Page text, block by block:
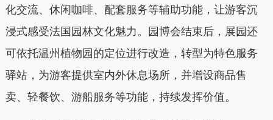
化交流、休闲咖啡、配套服务等辅助功能，让游客沉
浸式感受法国园林文化魅力。园博会结束后，展园还
可依托温州植物园的定位进行改造，转型为特色服务
驿站，为游客提供室内外休息场所，并增设商品售
卖、轻餐饮、游船服务等功能，持续发挥价值。